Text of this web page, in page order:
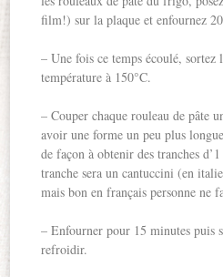
film!) sur la plaque et enfournez
– Une fois ce temps écoulé, sortez
température à 150°C.
– Couper chaque rouleau de pâte
avoir une forme un peu plus
de façon à obtenir des tranches
tranche sera un cantuccini (en
mais bon en français personne
– Enfourner pour 15 minutes puis
refroidir.